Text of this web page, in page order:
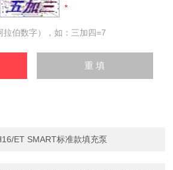
伯数字），如：三加四=7
ET SMART标准款填充泵